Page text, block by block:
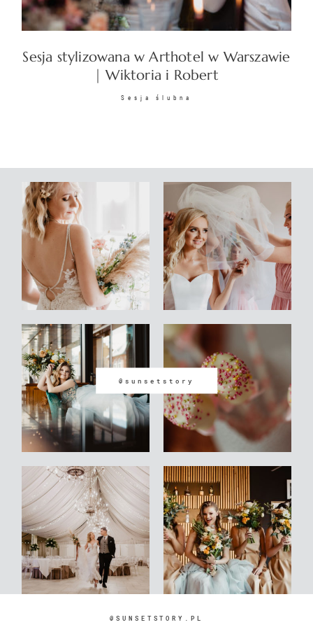
Sesja stylizowana w Arthotel w Warszawie
| Wiktoria i Robert
Sesja ślubna
KONTAKT
@sunsetstory
@SUNSETSTORY.PL